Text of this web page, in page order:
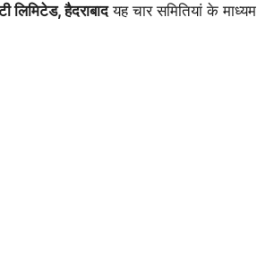
लिमिटेड, हैदराबादयह चार समितियां के माध्यम